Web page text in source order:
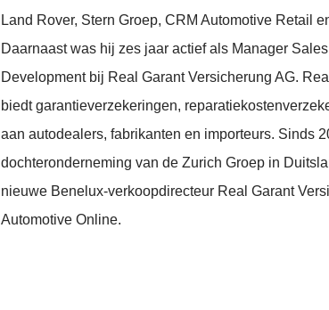
Land Rover, Stern Groep, CRM Automotive Retail
Daarnaast was hij zes jaar actief als Manager
Development bij Real Garant Versicherung AG​.
biedt garantieverzekeringen,
aan autodealers, fabrikanten en importeurs. Sinds
dochteronderneming van de Zurich Groep in
nieuwe Benelux-verkoopdirecteur Real Garant
Automotive Online.